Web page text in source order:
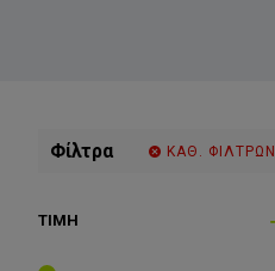
Φίλτρα ΚΑΘ. ΦΙΛΤΡΩΝ
ΤΙΜΉ